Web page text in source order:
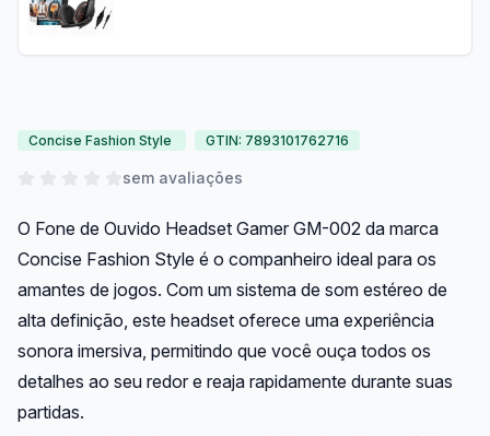
Concise Fashion Style GTIN: 7893101762716
sem avaliações
O Fone de Ouvido Headset Gamer GM-002 da marca
Concise Fashion Style é o companheiro ideal para os
amantes de jogos. Com um sistema de som estéreo de
alta definição, este headset oferece uma experiência
sonora imersiva, permitindo que você ouça todos os
detalhes ao seu redor e reaja rapidamente durante suas
partidas.